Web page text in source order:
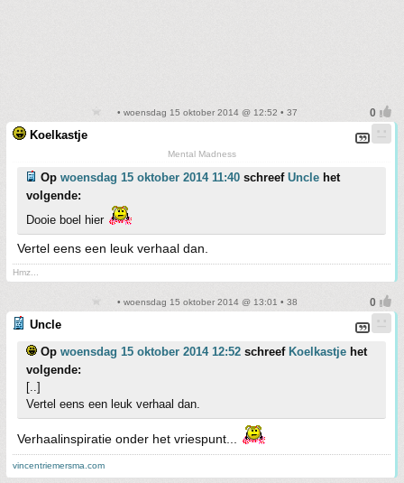
• woensdag 15 oktober 2014 @ 12:52 • 37
Koelkastje
Mental Madness
Op woensdag 15 oktober 2014 11:40 schreef Uncle het
volgende:
Dooie boel hier
Vertel eens een leuk verhaal dan.
Hmz...
• woensdag 15 oktober 2014 @ 13:01 • 38
Uncle
Op woensdag 15 oktober 2014 12:52 schreef Koelkastje het
volgende:
[..]
Vertel eens een leuk verhaal dan.
Verhaalinspiratie onder het vriespunt...
vincentriemersma.com